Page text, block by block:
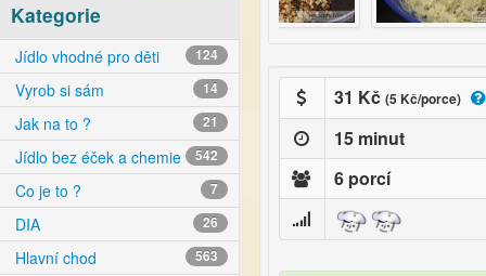
Kategorie
Jídlo vhodné pro děti 124
Vyrob si sám 14
Jak na to ? 21
Jídlo bez éček a chemie 542
Co je to ? 7
DIA 26
Hlavní chod 563
31 Kč (5 Kč/porce)
15 minut
6 porcí